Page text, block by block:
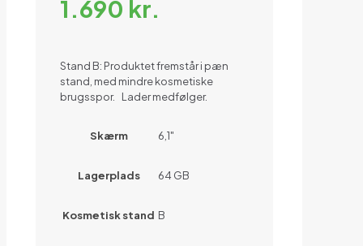
1.690 kr.
Stand B: Produktet fremstår i pæn
stand, med mindre kosmetiske
brugsspor. Lader medfølger.
Skærm 6,1"
Lagerplads 64 GB
Kosmetisk stand B